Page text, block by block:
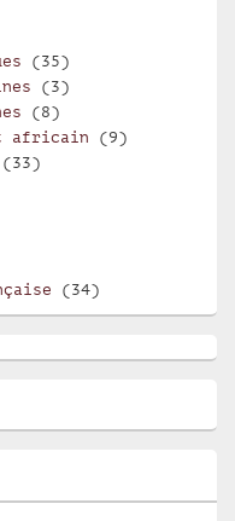
(35)
(3)
(8)
africain (9)
(33)
(34)